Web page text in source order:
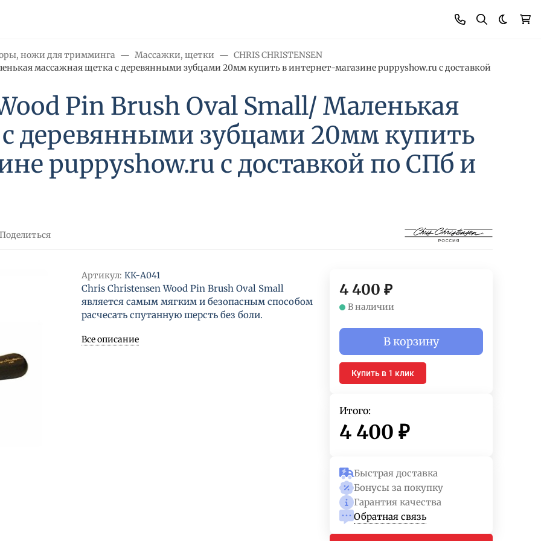
ножи для тримминга Массажки, щетки
CHRIS CHRISTENSEN
массажная щетка с деревянными зубцами 20мм купить в интернет-магазине puppyshow.ru с доставкой
Pin Brush Oval Small/ Маленькая
деревянными зубцами 20мм купить
puppyshow.ru с доставкой по СПб и
Артикул: КК-A041
Chris Christensen Wood Pin Brush Oval Small
является самым мягким и безопасным способом
расчесать спутанную шерсть без боли.
Все описание
4 400 ₽
В наличии
В корзину
Купить в 1 клик
Итого:
4 400 ₽
Быстрая доставка
Бонусы за покупку
Гарантия качества
Обратная связь